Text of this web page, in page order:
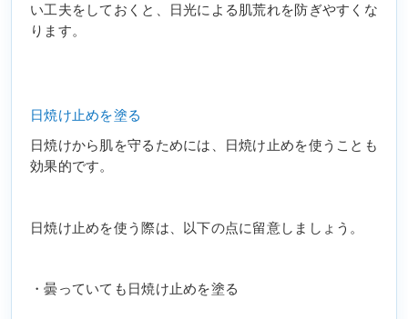
い工夫をしておくと、日光による肌荒れを防ぎやすくな
ります。
日焼け止めを塗る
日焼けから肌を守るためには、日焼け止めを使うことも
効果的です。
日焼け止めを使う際は、以下の点に留意しましょう。
・曇っていても日焼け止めを塗る